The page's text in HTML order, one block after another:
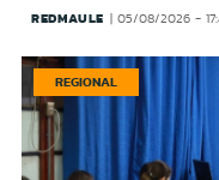
REDMAULE 05/08/2026 -
REGIONAL